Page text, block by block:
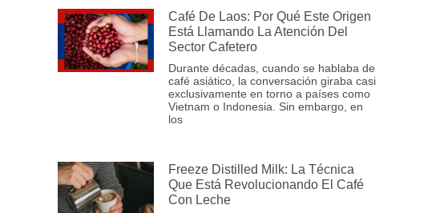
Café De Laos: Por Qué Este Origen
Está Llamando La Atención Del
Sector Cafetero
Durante décadas, cuando se hablaba de
café asiático, la conversación giraba casi
exclusivamente en torno a países como
Vietnam o Indonesia. Sin embargo, en
los
Freeze Distilled Milk: La Técnica
Que Está Revolucionando El Café
Con Leche